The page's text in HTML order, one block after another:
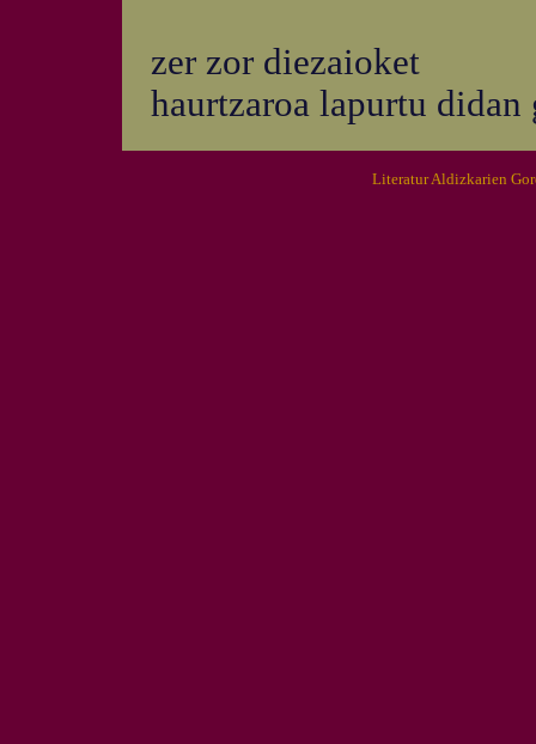
zer zor diezaioket
haurtzaroa lapurtu didan
Literatur Aldizkarien